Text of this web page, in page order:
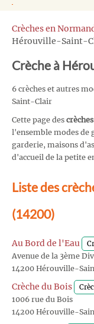
Crèches en
Hérouville-Saint-
Crèche à
6 crèches et autres
Saint-Clair
Cette page des
l'ensemble modes de
garderie, maisons
d'accueil de la petite
Liste des
(14200)
Au Bord de l'Eau
Avenue de la 3ème
14200 Hérouville-
Crèche du Bois
1006 rue du Bois
14200 Hérouville-